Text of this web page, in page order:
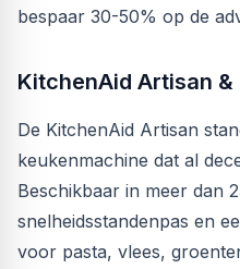
bespaar 30-50% op de
KitchenAid Artisan
De KitchenAid Artisan
keukenmachine dat al
Beschikbaar in meer dan
snelheidsstandenpas en
voor pasta, vlees,